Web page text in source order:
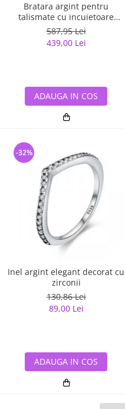
Bratara argint pentru
talismate cu incuietoare
sferica
587,95 Lei
439,00 Lei
ADAUGA IN COS
Inel argint elegant decorat cu
zirconii
130,86 Lei
89,00 Lei
-32%
ADAUGA IN COS